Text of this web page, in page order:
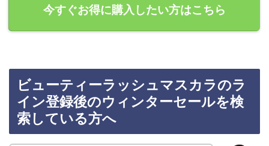
今すぐお得に購入したい方はこちら
ビューティーラッシュマスカラのラ
イン登録後のウィンターセールを検
索している方へ